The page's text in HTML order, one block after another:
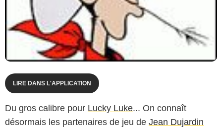
LIRE DANS L'APPLICATION
Du gros calibre pour Lucky Luke... On connaît
désormais les partenaires de jeu de Jean Dujardin